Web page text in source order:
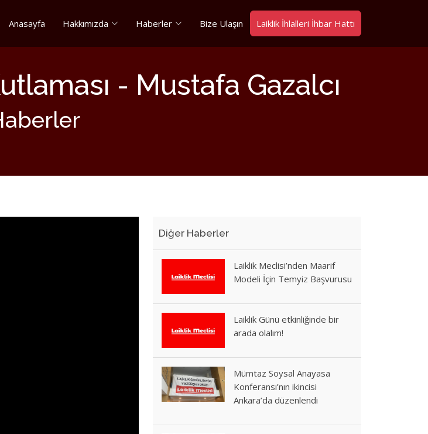
Anasayfa Hakkımızda Haberler Bize Ulaşın Laiklik İhlalleri İhbar Hattı
- Mustafa Gazalcı
Diğer Haberler
Laiklik Meclisi’nden Maarif
Modeli İçin Temyiz Başvurusu
Laiklik Günü etkinliğinde bir
arada olalım!
Mümtaz Soysal Anayasa
Konferansı’nın ikincisi
Ankara’da düzenlendi